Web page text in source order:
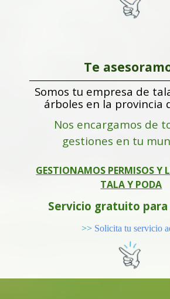
Te
Somos tu empresa de
árboles en la provincia
Nos encargamos de
gestiones en tu
GESTIONAMOS PERMISOS Y
TALA Y PODA
Servicio gratuito
>> Solicita tu servicio